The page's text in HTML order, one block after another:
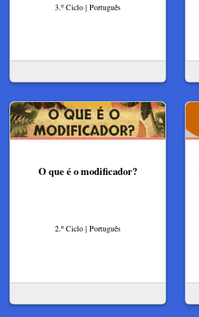
3.º Ciclo | Português
O que é o modificador?
2.º Ciclo | Português